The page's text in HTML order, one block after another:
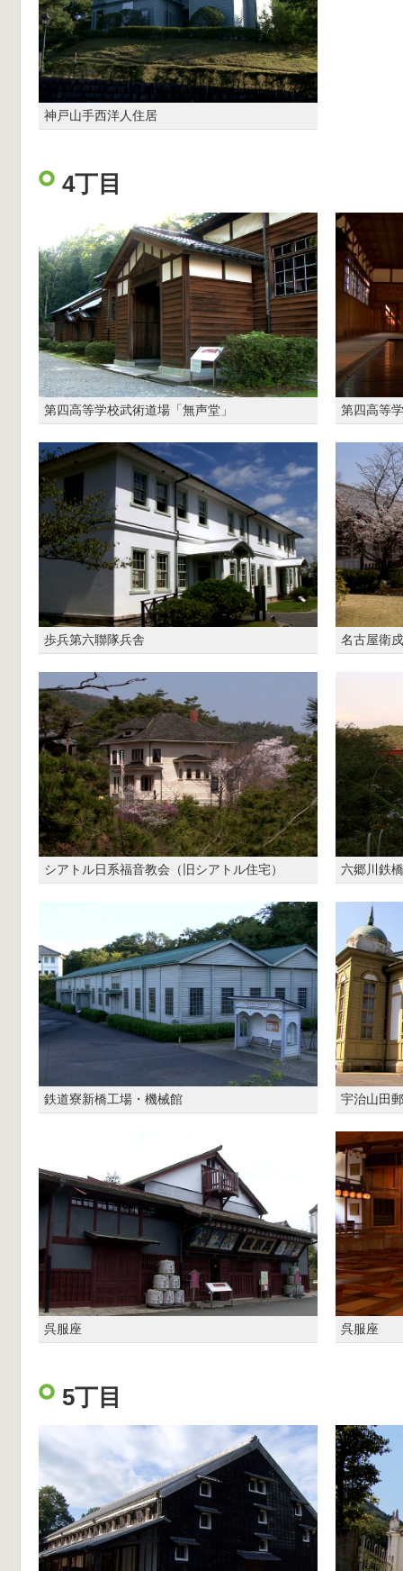
神戸山手西洋人住居
4丁目
第四高等学校武術道場「無声堂」 第四高等
歩兵第六聯隊兵舎 名古屋衛
シアトル日系福音教会（旧シアトル住宅） 六郷川鉄橋
鉄道寮新橋工場・機械館 宇治山田
呉服座 呉服座
5丁目